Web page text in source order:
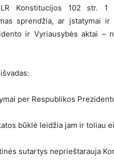
Konstitucijos 102 str. 1
sprendžia, ar įstatymai
ir Vyriausybės aktai –
per Respublikos
būklė leidžia jam ir toliau
sutartys neprieštarauja